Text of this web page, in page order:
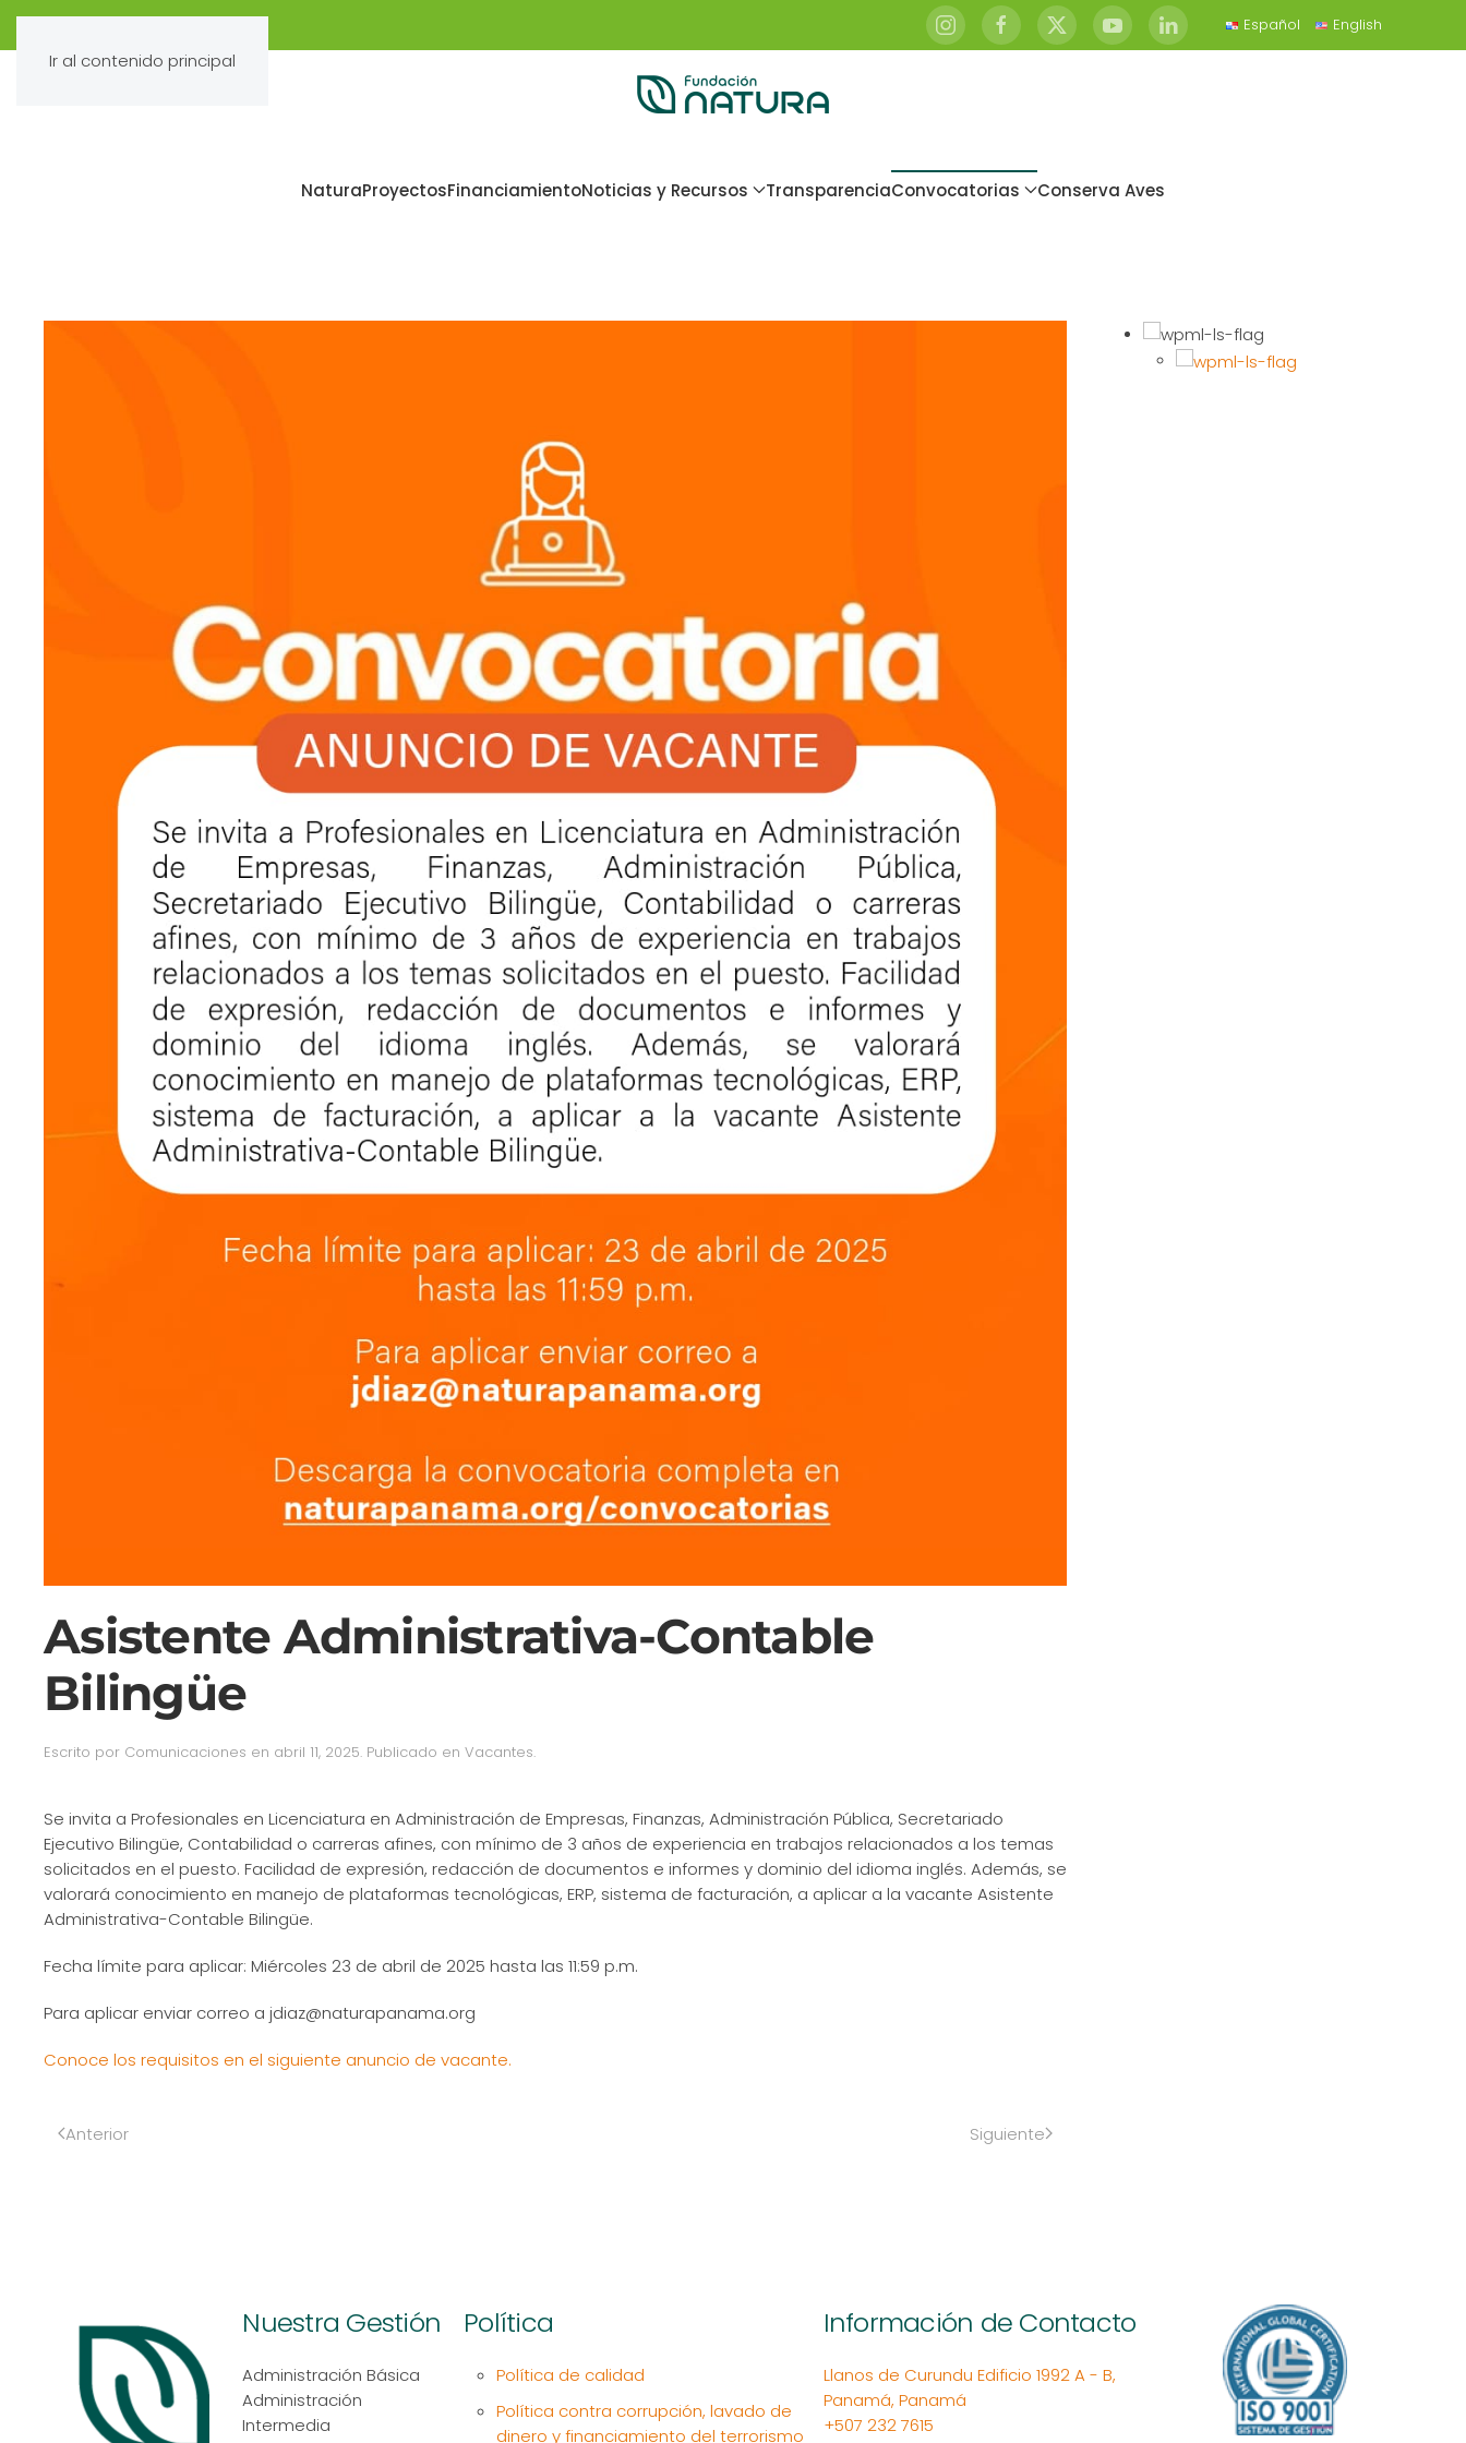
Ir al contenido principal
Español English
NaturaProyectosFinanciamientoNoticias y Recursos TransparenciaConvocatorias Conserva Aves
Asistente Administrativa-Contable
Bilingüe
Escrito por Comunicaciones en abril 11, 2025. Publicado en Vacantes.
Se invita a Profesionales en Licenciatura en Administración de Empresas, Finanzas, Administración Pública, Secretariado
Ejecutivo Bilingüe, Contabilidad o carreras afines, con mínimo de 3 años de experiencia en trabajos relacionados a los temas
solicitados en el puesto. Facilidad de expresión, redacción de documentos e informes y dominio del idioma inglés. Además, se
valorará conocimiento en manejo de plataformas tecnológicas, ERP, sistema de facturación, a aplicar a la vacante Asistente
Administrativa-Contable Bilingüe.
Fecha límite para aplicar: Miércoles 23 de abril de 2025 hasta las 11:59 p.m.
Para aplicar enviar correo a jdiaz@naturapanama.org
Conoce los requisitos en el siguiente anuncio de vacante.
Anterior Siguiente
Nuestra Gestión
Administración Básica
Administración
Intermedia
Política
Política de calidad
Política contra corrupción, lavado de
dinero y financiamiento del terrorismo
Información de Contacto
Llanos de Curundu Edificio 1992 A - B,
Panamá, Panamá
+507 232 7615